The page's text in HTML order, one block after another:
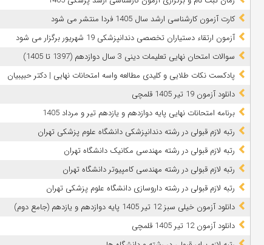
کارت آزمون کارشناسی ارشد سال 1405 فردا منتشر می شود
آزمون ارتقاء دستیاران تخصصی دندانپزشکی 19 شهریور برگزار می شود
سوالات امتحان نهایی تعلیمات دینی 3 سال دوازدهم (1397 تا 1405)
پادکست نکات طلایی و کلیدی مطالعه واسه امتحانات نهایی | دکتر حبیبیان
دانلود آزمون 19 تیر 1405 قلمچی
برنامه امتحانات نهایی پایه دوازدهم و یازدهم تیر و مرداد 1405
رتبه لازم قبولی در رشته دندانپزشکی دانشگاه علوم پزشکی تهران
رتبه لازم قبولی در رشته مهندسی مکانیک دانشگاه تهران
رتبه لازم قبولی در رشته مهندسی کامپیوتر دانشگاه تهران
رتبه لازم قبولی در رشته داروسازی دانشگاه علوم پزشکی تهران
دانلود آزمون خیلی سبز 12 تیر 1405 پایه دوازدهم و یازدهم (جامع دوم)
دانلود آزمون 12 تیر 1405 قلمچی